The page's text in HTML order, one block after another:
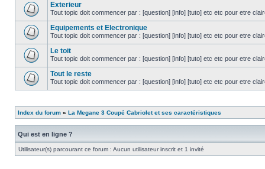
Exterieur
Tout topic doit commencer par : [question] [info] [tuto] etc etc pour etre
Equipements et Electronique
Tout topic doit commencer par : [question] [info] [tuto] etc etc pour etre
Le toit
Tout topic doit commencer par : [question] [info] [tuto] etc etc pour etre
Tout le reste
Tout topic doit commencer par : [question] [info] [tuto] etc etc pour etre
Index du forum » La Megane 3 Coupé Cabriolet et ses caractéristiques
Qui est en ligne ?
Utilisateur(s) parcourant ce forum : Aucun utilisateur inscrit et 1 invité